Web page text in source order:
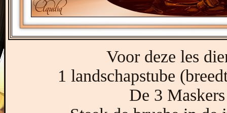
Voor deze les
1 landschapstube
De 3